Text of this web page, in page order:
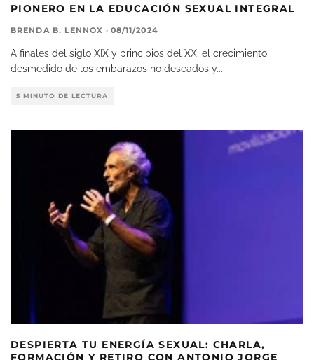
PIONERO EN LA EDUCACIÓN SEXUAL INTEGRAL
BRENDA B. LENNOX · 08/11/2024
A finales del siglo XIX y principios del XX, el crecimiento
desmedido de los embarazos no deseados y...
5 MINUTO DE LECTURA
DESPIERTA TU ENERGÍA SEXUAL: CHARLA,
FORMACIÓN Y RETIRO CON ANTONIO JORGE